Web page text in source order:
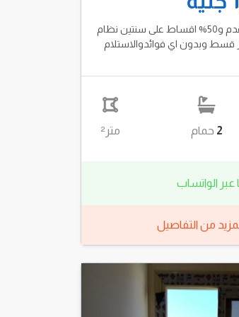
نظام الدفع 50% مقدم و50% اقساط على سنتين نظام
وبدون اي فوائدوالاستلام
2 حمام متر²
الواتساب
من التفاصيل